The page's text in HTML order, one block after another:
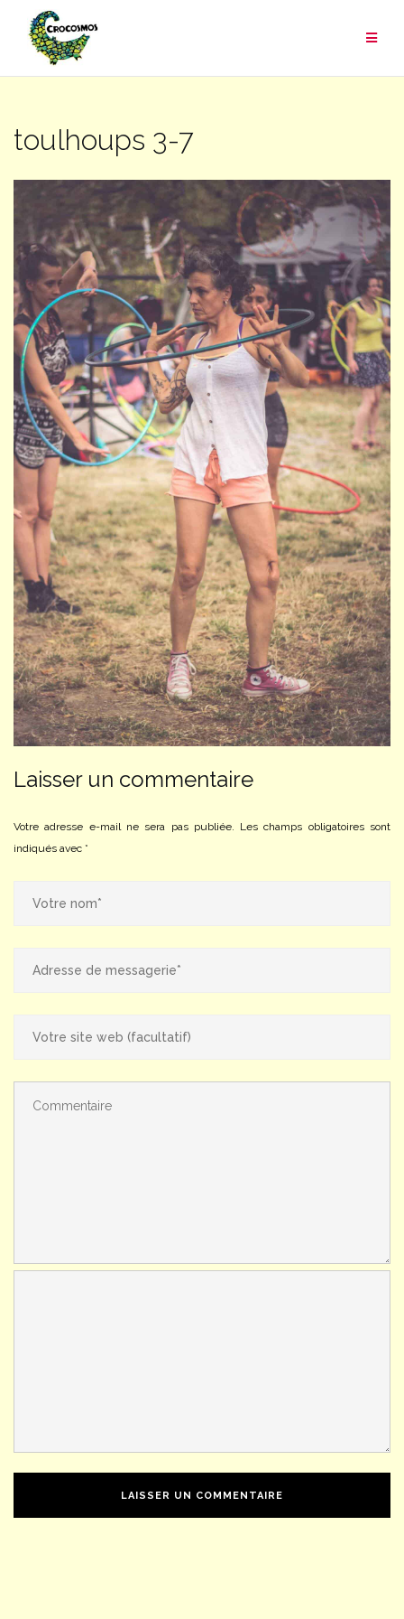
contenu
toulhoups 3-7
Laisser un commentaire
Votre adresse e-mail ne sera pas publiée. Les champs obligatoires sont
indiqués avec *